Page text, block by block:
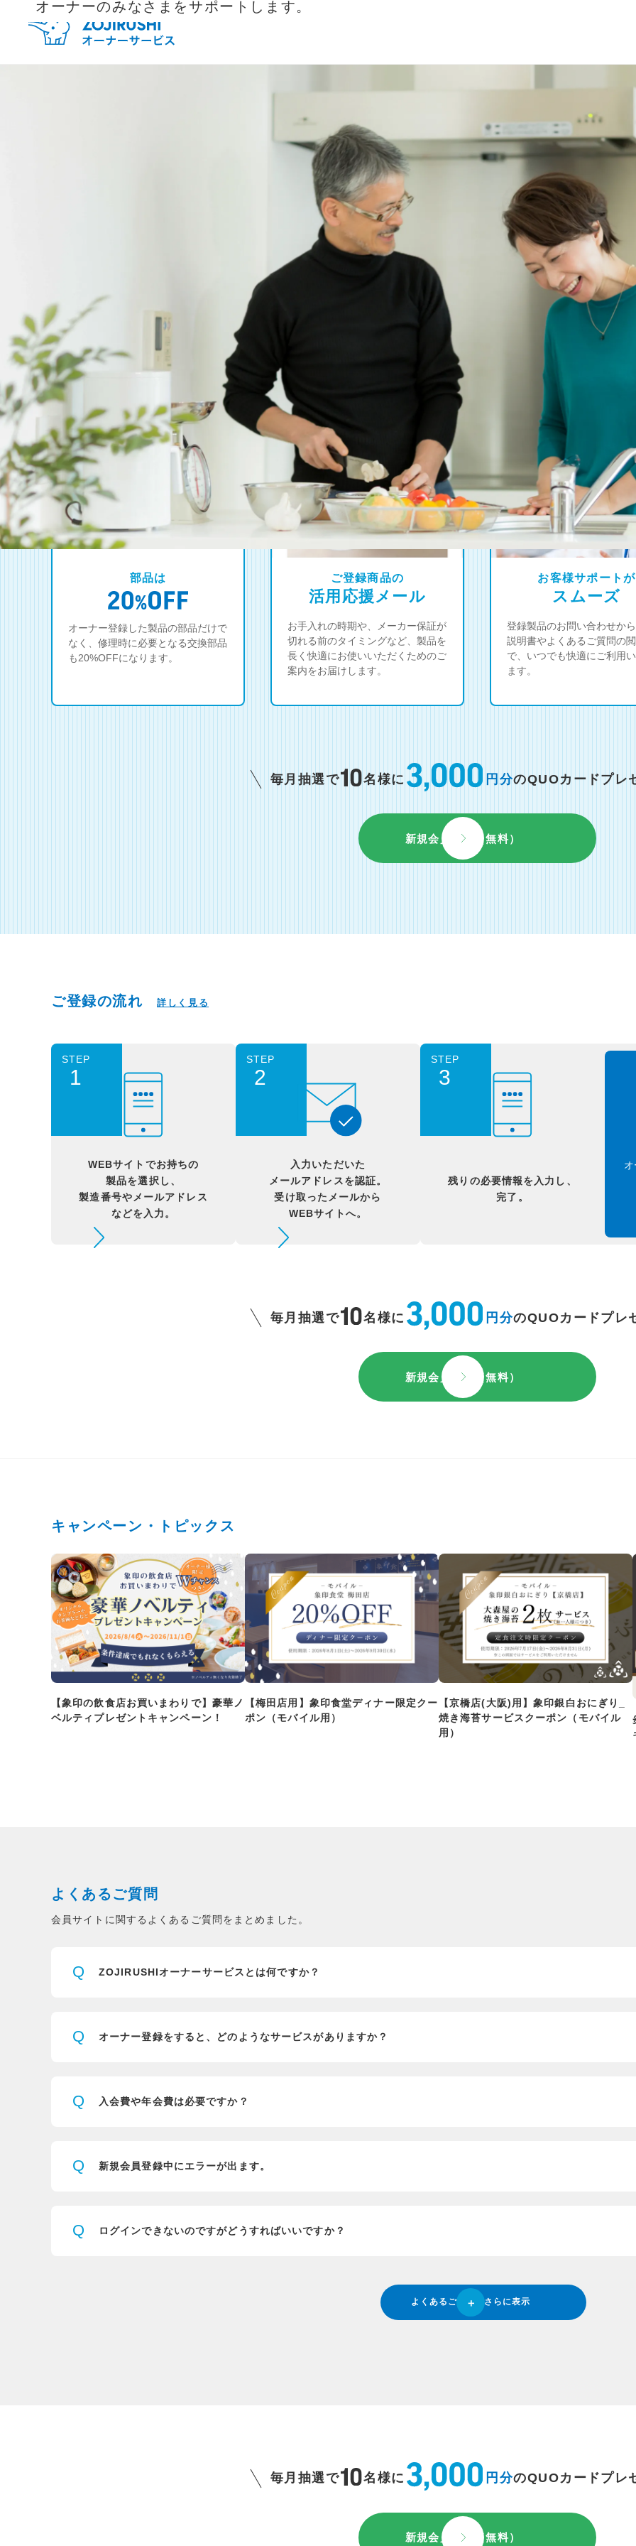
オーナーのみなさまをサポートします。
毎月抽選で 名様に 円分のQUOカードプレ
新規会員登録（無料） ログイン
※新規会員登録または追加製品登録をいただいた方が対象です
※オーナーサービスは日本国内にお住まいの個人の方向けサービスとなりま
オーナー限定！ つの登録特典
部品は
オーナー登録した製品の部品だけで
なく、修理時に必要となる交換部品
も20%OFFになります。
ご登録商品の
活用応援メール
お手入れの時期や、メーカー保証が
切れる前のタイミングなど、製品を
長く快適にお使いいただくためのご
案内をお届けします。
お客様サポートが
スムーズ
登録製品のお問い合わせか
説明書やよくあるご質問の
で、いつでも快適にご利用
ます。
毎月抽選で 名様に 円分のQUOカードプレ
新規会員登録（無料）
ご登録の流れ 詳しく見る
STEP
1
WEBサイトでお持ちの
製品を選択し、
製造番号やメールアドレス
などを入力。
STEP
2
入力いただいた
メールアドレスを認証。
受け取ったメールから
WEBサイトへ。
STEP
3
残りの必要情報を入力し、
完了。
毎月抽選で 名様に 円分のQUOカードプレ
新規会員登録（無料）
キャンペーン・トピックス
【象印の飲食店お買いまわりで】豪華ノ
ベルティプレゼントキャンペーン！
【梅田店用】象印食堂ディナー限定クー
ポン（モバイル用）
【京橋店(大阪)用】象印銀白おにぎり_
焼き海苔サービスクーポン（モバイル
用）
よくあるご質問
会員サイトに関するよくあるご質問をまとめました。
Q ZOJIRUSHIオーナーサービスとは何ですか？
Q オーナー登録をすると、 どのようなサービスがありますか？
Q 入会費や年会費は必要ですか？
Q 新規会員登録中にエラーが出ます。
Q ログインできないのですがどうすればいいですか？
よくあるご質問をさらに表示
毎月抽選で 名様に 円分のQUOカードプレ
新規会員登録（無料）